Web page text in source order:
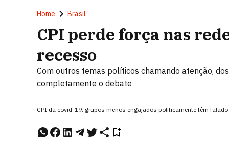
Home Brasil
CPI perde força nas
recesso
Com outros temas políticos chamando atenção,
completamente o debate
CPI da covid-19: grupos menos engajados politicamente têm